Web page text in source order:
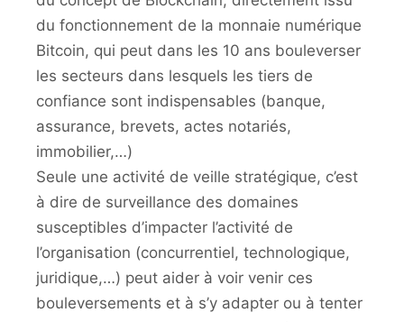
du fonctionnement de la monnaie numérique
Bitcoin, qui peut dans les 10 ans bouleverser
les secteurs dans lesquels les tiers de
confiance sont indispensables (banque,
assurance, brevets, actes notariés,
immobilier,…)
Seule une activité de veille stratégique, c’est
à dire de surveillance des domaines
susceptibles d’impacter l’activité de
l’organisation (concurrentiel, technologique,
juridique,…) peut aider à voir venir ces
bouleversements et à s’y adapter ou à tenter